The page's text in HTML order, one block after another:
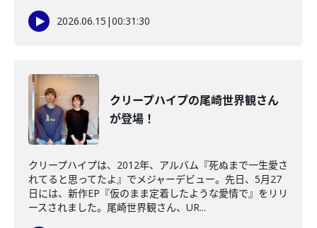
2026.06.15 |00:31:30
クリープハイプの尾崎世界観さん
が登場！
クリープハイプは、2012年、アルバム『死ぬまで一生愛さ
れてると思ってたよ』でメジャーデビュー。先日、5月27
日には、新作EP『仮のまま定着したような愛情で』をリリ
ースされました。尾崎世界観さん、UR...